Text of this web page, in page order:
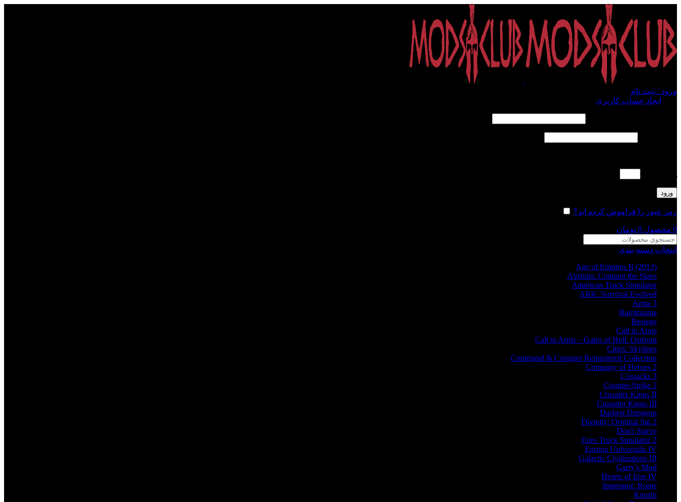
ورود / ثبت نام
ایجاد حساب کاربری
ورود
رمز عبور را فراموش کرده اید؟
0 محصول 0 تومان
انتخاب دسته بندی
Age of Empires II (2013)
Airships: Conquer the Skies
American Truck Simulator
ARK: Survival Evolved
Arma 3
Barotrauma
Besiege
Call to Arms
Call to Arms – Gates of Hell: Ostfront
Cities: Skylines
Command & Conquer Remastered Collection
Company of Heroes 2
Cossacks 3
Counter-Strike 2
Crusader Kings II
Crusader Kings III
Darkest Dungeon
Divinity: Original Sin 2
Don't Starve
Euro Truck Simulator 2
Europa Universalis IV
Galactic Civilizations III
Garry's Mod
Hearts of Iron IV
Imperator: Rome
Kenshi